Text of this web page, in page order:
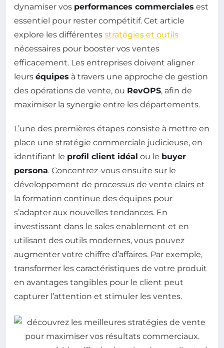
dynamiser vos performances commerciales est
essentiel pour rester compétitif. Cet article
explore les différentes stratégies et outils
nécessaires pour booster vos ventes
efficacement. Les entreprises doivent aligner
leurs équipes à travers une approche de gestion
des opérations de vente, ou RevOPS, afin de
maximiser la synergie entre les départements.
L’une des premières étapes consiste à mettre en
place une stratégie commerciale judicieuse, en
identifiant le profil client idéal ou le buyer
persona. Concentrez-vous ensuite sur le
développement de processus de vente clairs et
la formation continue des équipes pour
s’adapter aux nouvelles tendances. En
investissant dans le sales enablement et en
utilisant des outils modernes, vous pouvez
augmenter votre chiffre d’affaires. Par exemple,
transformer les caractéristiques de votre produit
en avantages tangibles pour le client peut
capturer l’attention et stimuler les ventes.